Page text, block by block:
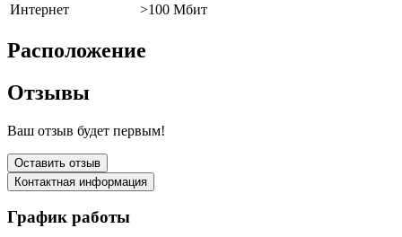
Интернет
>100 Мбит
Расположение
Отзывы
Ваш отзыв будет первым!
Оставить отзыв
Контактная информация
График работы